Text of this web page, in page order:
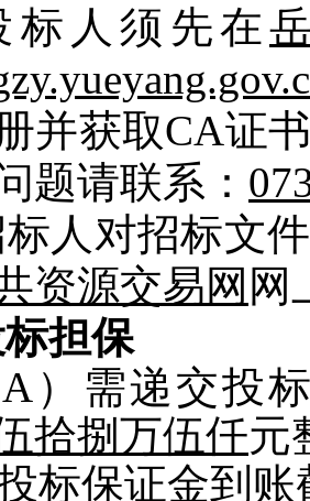
标人须先在
并获取CA证
题请联系：
人对招标文
资源交易网 网
担保
A ）需递交投
拾捌万伍仟元
标保证金到